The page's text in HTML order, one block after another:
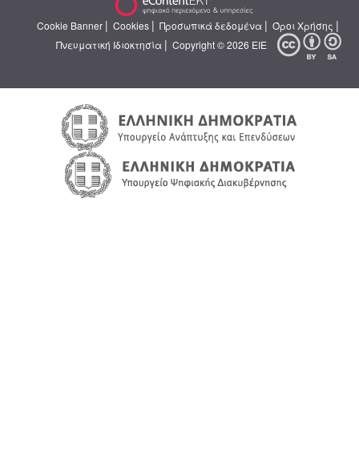
Cookie Banner | Cookies | Προσωπικά δεδομένα | Όροι Χρήσης |
Πνευματική Ιδιοκτησία | Copyright © 2026 ΕΙΕ